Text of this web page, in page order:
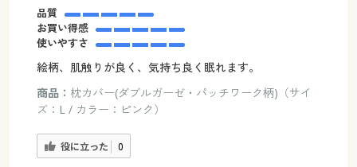
品質
お買い得感
使いやすさ
絵柄、肌触りが良く、気持ち良く眠れます。
商品： 枕カバー(ダブルガーゼ・パッチワーク柄)（サイ
ズ：L / カラー：ピンク）
役に立った 0